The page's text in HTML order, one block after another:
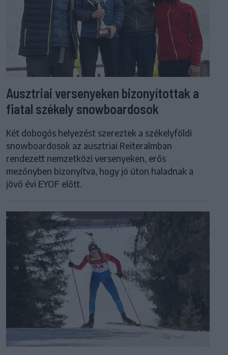
Ausztriai versenyeken bizonyítottak a
fiatal székely snowboardosok
Két dobogós helyezést szereztek a székelyföldi
snowboardosok az ausztriai Reiteralmban
rendezett nemzetközi versenyeken, erős
mezőnyben bizonyítva, hogy jó úton haladnak a
jövő évi EYOF előtt.